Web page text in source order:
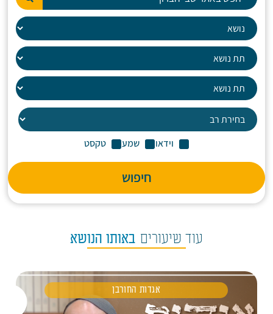
וידאו שמע טקסט
חיפוש
עוד שיעורים באותו הנושא
אגדות החורבן